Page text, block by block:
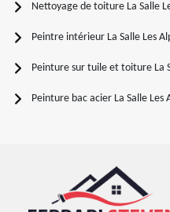
Nettoyage de toiture La Salle
Peintre intérieur La Salle Les
Peinture sur tuile et toiture La
Peinture bac acier La Salle Les